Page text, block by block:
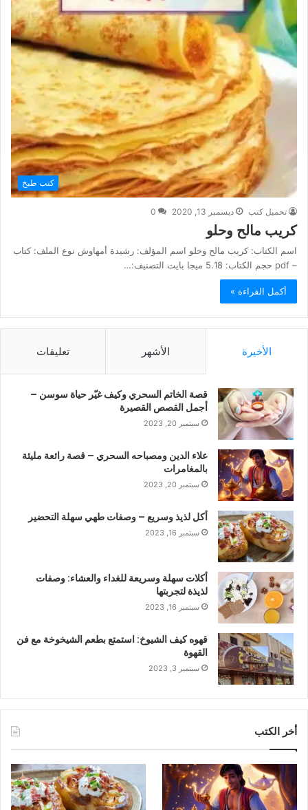
كتب طبخ
تحميل كتب ديسمبر 13, 2020 0
كريب مالح وحلو
اسم الكتاب: كريب مالح وحلو اسم المؤلف: رشيدة أمهاوش نوع الملف: كتاب
– pdf حجم الكتاب: 5.18 ميجا بايت التصنيف:…
أكمل القراءة »
الأخيرة الأشهر تعليقات
قصة الخاتم السحري وكيف غيّر حياة سوسن –
أجمل القصص القصيرة
سبتمبر 20, 2023
علاء الدين ومصباحه السحري – قصة رائعة مليئة
بالمغامرات
سبتمبر 20, 2023
أكل لذيذ وسريع – وصفات طهي سهلة التحضير
سبتمبر 16, 2023
أكلات سهلة وسريعة للغداء والعشاء: وصفات
لذيذة لتجربتها
سبتمبر 16, 2023
قهوه كيف الشيوخ: استمتع بطعم الشيخوخة مع فن
القهوة
سبتمبر 3, 2023
أخر الكتب